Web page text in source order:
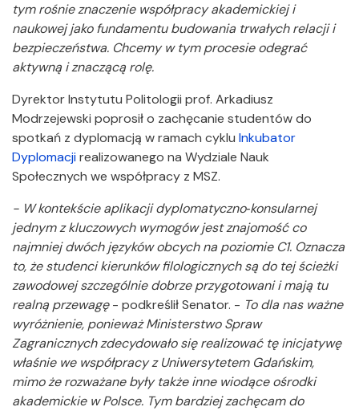
tym rośnie znaczenie współpracy akademickiej i
naukowej jako fundamentu budowania trwałych relacji i
bezpieczeństwa. Chcemy w tym procesie odegrać
aktywną i znaczącą rolę.
Dyrektor Instytutu Politologii prof. Arkadiusz
Modrzejewski poprosił o zachęcanie studentów do
spotkań z dyplomacją w ramach cyklu Inkubator
Dyplomacjirealizowanego na Wydziale Nauk
Społecznych we współpracy z MSZ.
- W kontekście aplikacji dyplomatyczno‑konsularnej
jednym z kluczowych wymogów jest znajomość co
najmniej dwóch języków obcych na poziomie C1. Oznacza
to, że studenci kierunków filologicznych są do tej ścieżki
zawodowej szczególnie dobrze przygotowani i mają tu
realną przewagę- podkreślił Senator. - To dla nas ważne
wyróżnienie, ponieważ Ministerstwo Spraw
Zagranicznych zdecydowało się realizować tę inicjatywę
właśnie we współpracy z Uniwersytetem Gdańskim,
mimo że rozważane były także inne wiodące ośrodki
akademickie w Polsce. Tym bardziej zachęcam do